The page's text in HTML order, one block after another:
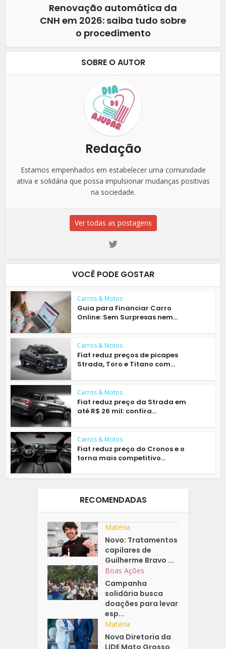
Renovação automática da
CNH em 2026: saiba tudo sobre
o procedimento
SOBRE O AUTOR
Redação
Estamos empenhados em estabelecer uma comunidade
ativa e solidária que possa impulsionar mudanças positivas
na sociedade.
Ver todas as postagens
VOCÊ PODE GOSTAR
Carros & Motos
Guia para Financiar Carro
Online: Sem Surpresas nem...
Carros & Motos
Fiat reduz preços de picapes
Strada, Toro e Titano com...
Carros & Motos
Fiat reduz preço da Strada em
até R$ 26 mil: confira...
Carros & Motos
Fiat reduz preço do Cronos e o
torna mais competitivo...
RECOMENDADAS
Matéria
Novo: Tratamentos
capilares de
Guilherme Bravo ...
Boas Ações
Campanha
solidária busca
doações para levar
esp...
Matéria
Nova Diretoria da